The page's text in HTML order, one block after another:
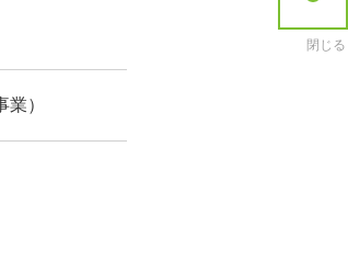
）
閉じる